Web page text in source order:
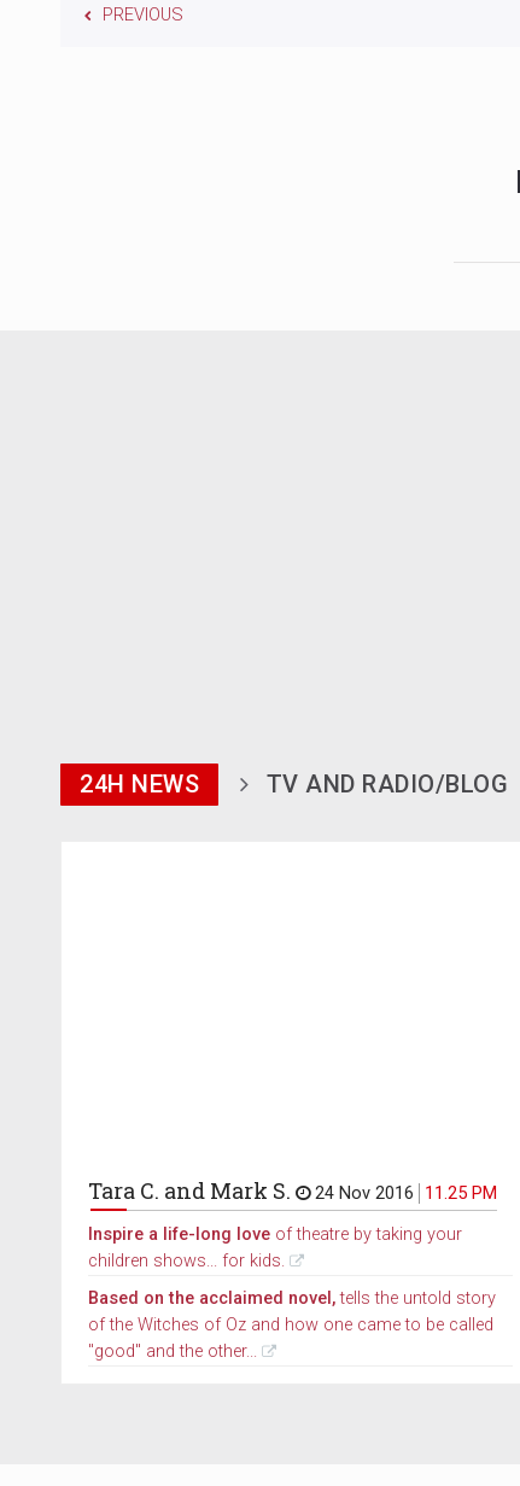
PREVIOUS
24H NEWS TV AND RADIO/BLOG
Tara C. and Mark S. 24 Nov 2016
11.25 PM
Inspire a life-long love of theatre by taking your
children shows... for kids.
Based on the acclaimed novel,tells the untold story
of the Witches of Oz and how one came to be called
"good" and the other...